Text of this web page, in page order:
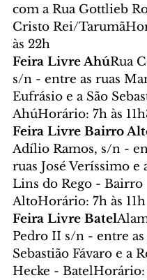
com a Rua Gottlieb
Cristo Rei/
às 22h
Feira Livre AhúRua
s/n - entre as ruas
Eufrásio e a São
AhúHorário: 7h às
Feira Livre Bairro
Adílio Ramos, s/n -
ruas José Veríssimo e
Lins do Rego - Bairro
AltoHorário: 7h às 11h
Feira Livre Batel
Pedro II s/n - entre as
Sebastião Fávaro e a
Hecke - BatelHorário: